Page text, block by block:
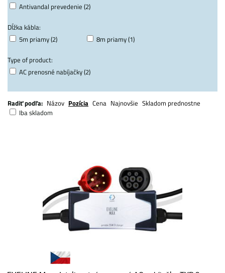
Antivandal prevedenie (2)
Dĺžka kábla:
5m priamy (2)
8m priamy (1)
Type of product:
AC prenosné nabíjačky (2)
Radiť podľa: Názov Pozícia Cena Najnovšie Skladom prednostne
Iba skladom